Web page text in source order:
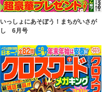
いっしょにあそぼう！まちがいさが
し 6月号